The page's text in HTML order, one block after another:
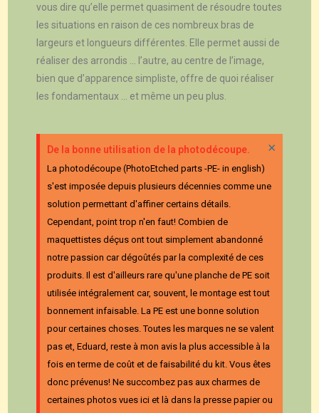
vous dire qu’elle permet quasiment de résoudre toutes
les situations en raison de ces nombreux bras de
largeurs et longueurs différentes. Elle permet aussi de
réaliser des arrondis … l’autre, au centre de l’image,
bien que d’apparence simpliste, offre de quoi réaliser
les fondamentaux … et même un peu plus.
De la bonne utilisation de la photodécoupe.
La photodécoupe (PhotoEtched parts -PE- in english)
s'est imposée depuis plusieurs décennies comme une
solution permettant d'affiner certains détails.
Cependant, point trop n'en faut! Combien de
maquettistes déçus ont tout simplement abandonné
notre passion car dégoûtés par la complexité de ces
produits. Il est d'ailleurs rare qu'une planche de PE soit
utilisée intégralement car, souvent, le montage est tout
bonnement infaisable. La PE est une bonne solution
pour certaines choses. Toutes les marques ne se valent
pas et, Eduard, reste à mon avis la plus accessible à la
fois en terme de coût et de faisabilité du kit. Vous êtes
donc prévenus! Ne succombez pas aux charmes de
certaines photos vues ici et là dans la presse papier ou
×